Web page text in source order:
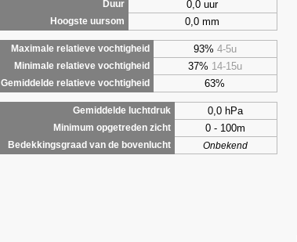
Duur 0,0 uur
Hoogste uursom 0,0 mm
Maximale relatieve vochtigheid
93% 4-5u
Minimale relatieve vochtigheid 37% 14-15u
Gemiddelde relatieve vochtigheid 63%
Gemiddelde luchtdruk
0,0 hPa
Minimum opgetreden zicht 0 - 100m
Bedekkingsgraad van de bovenlucht Onbekend